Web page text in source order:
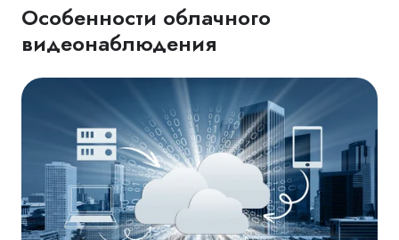
Особенности облачного
видеонаблюдения